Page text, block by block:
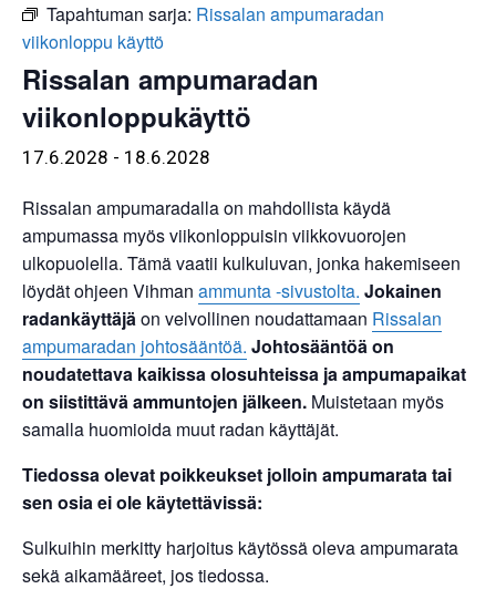
Tapahtuman sarja: Rissalan ampumaradan
viikonloppu käyttö
Rissalan ampumaradan
viikonloppukäyttö
17.6.2028 - 18.6.2028
Rissalan ampumaradalla on mahdollista käydä
ampumassa myös viikonloppuisin viikkovuorojen
ulkopuolella. Tämä vaatii kulkuluvan, jonka hakemiseen
löydät ohjeen Vihman ammunta -sivustolta. Jokainen
radankäyttäjäon velvollinen noudattamaan Rissalan
ampumaradan johtosääntöä. Johtosääntöä on
noudatettava kaikissa olosuhteissa ja ampumapaikat
on siistittävä ammuntojen jälkeen. Muistetaan myös
samalla huomioida muut radan käyttäjät.
Tiedossa olevat poikkeukset jolloin ampumarata tai
sen osia ei ole käytettävissä:
Sulkuihin merkitty harjoitus käytössä oleva ampumarata
sekä aikamääreet, jos tiedossa.